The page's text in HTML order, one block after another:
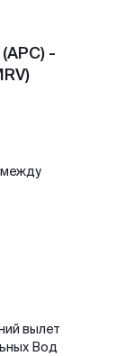
-
между
вылет
Вод